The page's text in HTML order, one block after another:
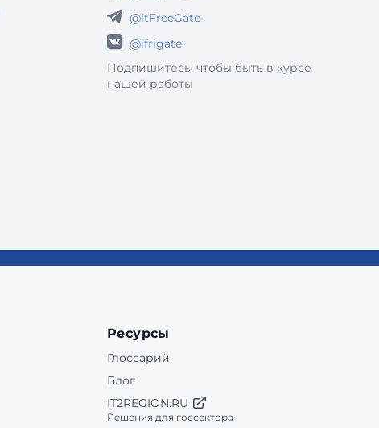
@itFreeGate
@ifrigate
Подпишитесь, чтобы быть в курсе
нашей работы
Ресурсы
Глоссарий
Блог
IT2REGION.RU
Решения для госсектора